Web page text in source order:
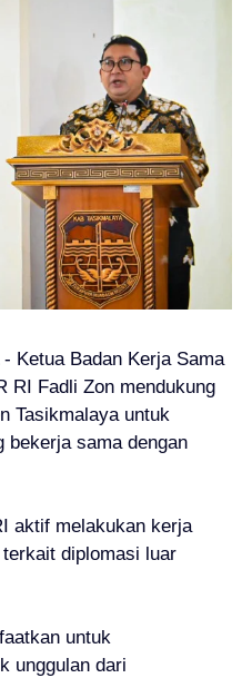
- Ketua Badan Kerja Sama
RI Fadli Zon mendukung
Tasikmalaya untuk
bekerja sama dengan
aktif melakukan kerja
diplomasi luar
untuk
unggulan dari